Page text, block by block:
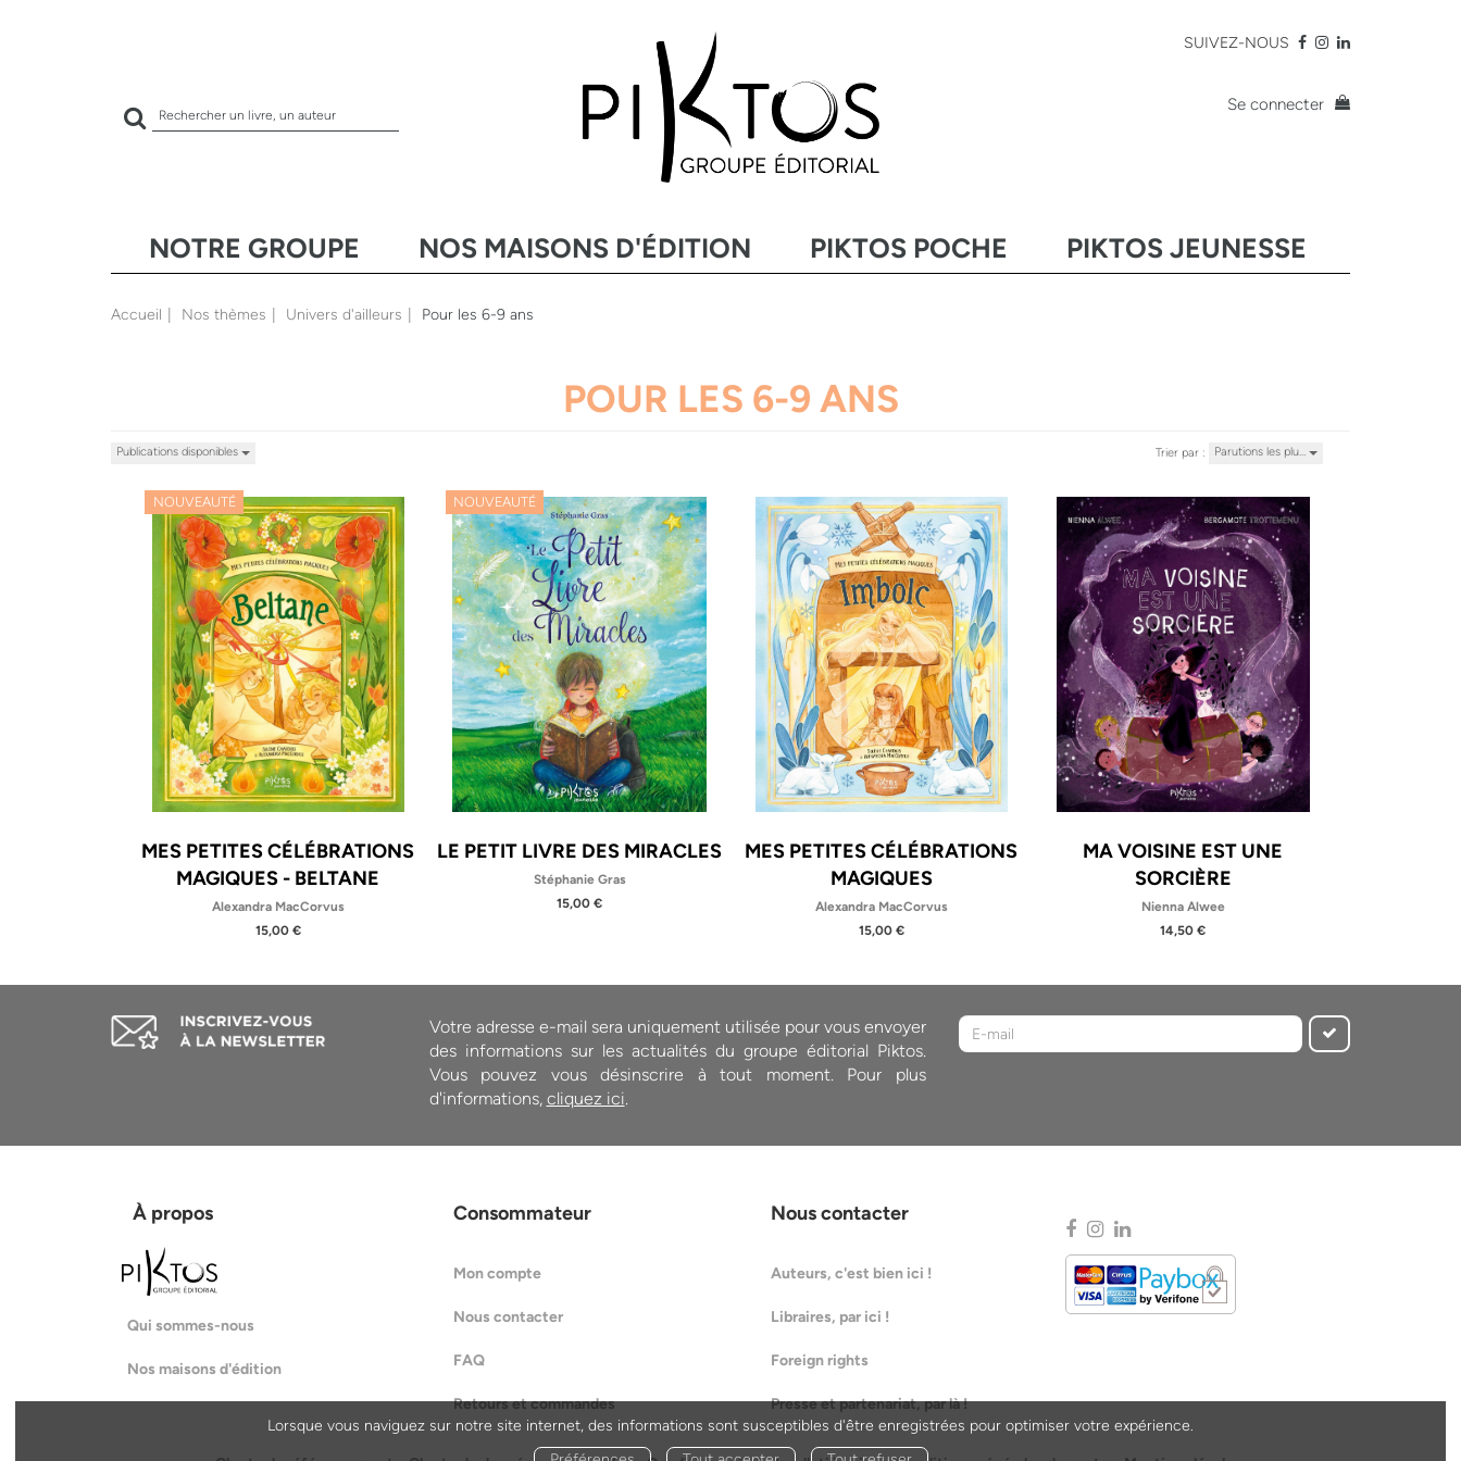
Lorsque vous naviguez sur notre site internet, des informations sont susceptibles d'être enregistrées pour optimiser votre expérience.
Rechercher
SUIVEZ-NOUS
Se connecter
NOTRE GROUPE NOS MAISONS D'ÉDITION PIKTOS POCHE PIKTOS JEUNESSE
Accueil Nos thèmes Univers d'ailleurs Pour les 6-9 ans
POUR LES 6-9 ANS
Publications disponibles Trier par : Parutions les plu…
NOUVEAUTÉ
MES PETITES CÉLÉBRATIONS
MAGIQUES - BELTANE
Alexandra MacCorvus
15,00 €
NOUVEAUTÉ
LE PETIT LIVRE DES MIRACLES
Stéphanie Gras
15,00 €
MES PETITES CÉLÉBRATIONS
MAGIQUES
Alexandra MacCorvus
15,00 €
MA VOISINE EST UNE
SORCIÈRE
Nienna Alwee
14,50 €
Votre adresse e-mail sera uniquement utilisée pour vous envoyer
des informations sur les actualités du groupe éditorial Piktos.
Vous pouvez vous désinscrire à tout moment. Pour plus
d'informations, cliquez ici.
À propos
Qui sommes-nous
Nos maisons d'édition
Consommateur
Mon compte
Nous contacter
FAQ
Retours et commandes
Nous contacter
Auteurs, c'est bien ici !
Libraires, par ici !
Foreign rights
Presse et partenariat, par là !